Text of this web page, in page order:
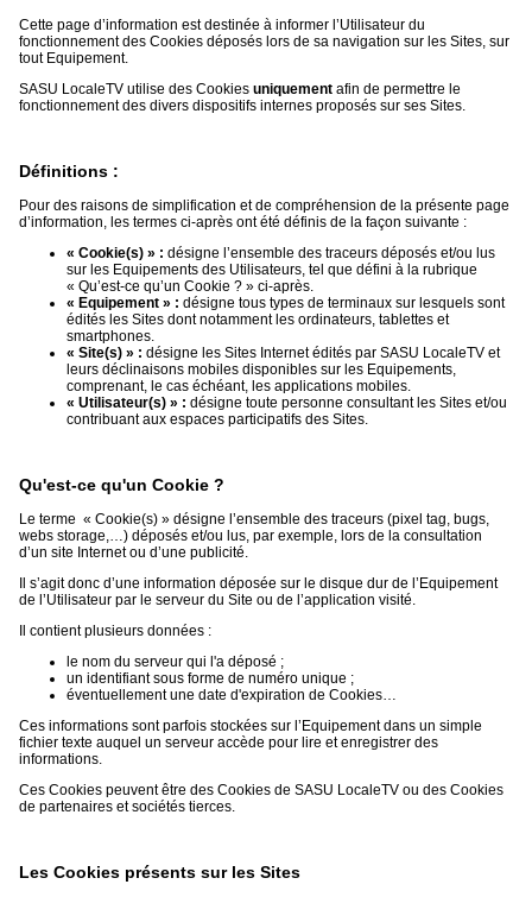
Médias
du
groupe
Blogs
Inscription
pro
Accès
Cette page d’information est destinée à informer l’Utilisateur du
fonctionnement des Cookies déposés lors de sa navigation sur les Sites, sur
tout Equipement.
SASU LocaleTV utilise des Cookies uniquement afin de permettre le
fonctionnement des divers dispositifs internes proposés sur ses Sites.
Définitions :
Pour des raisons de simplification et de compréhension de la présente page
d’information, les termes ci-après ont été définis de la façon suivante :
« Cookie(s) » : désigne l’ensemble des traceurs déposés et/ou lus
sur les Equipements des Utilisateurs, tel que défini à la rubrique
« Qu’est-ce qu’un Cookie ? » ci-après.
« Equipement » : désigne tous types de terminaux sur lesquels sont
édités les Sites dont notamment les ordinateurs, tablettes et
smartphones.
« Site(s) » : désigne les Sites Internet édités par SASU LocaleTV et
leurs déclinaisons mobiles disponibles sur les Equipements,
comprenant, le cas échéant, les applications mobiles.
« Utilisateur(s) » : désigne toute personne consultant les Sites et/ou
contribuant aux espaces participatifs des Sites.
Qu'est-ce qu'un Cookie ?
Le terme « Cookie(s) » désigne l’ensemble des traceurs (pixel tag, bugs,
webs storage,…) déposés et/ou lus, par exemple, lors de la consultation
d’un site Internet ou d’une publicité.
Il s’agit donc d’une information déposée sur le disque dur de l’Equipement
de l’Utilisateur par le serveur du Site ou de l’application visité.
Il contient plusieurs données :
le nom du serveur qui l'a déposé ;
un identifiant sous forme de numéro unique ;
éventuellement une date d'expiration de Cookies…
Ces informations sont parfois stockées sur l’Equipement dans un simple
fichier texte auquel un serveur accède pour lire et enregistrer des
informations.
Ces Cookies peuvent être des Cookies de SASU LocaleTV ou des Cookies
de partenaires et sociétés tierces.
Les Cookies présents sur les Sites